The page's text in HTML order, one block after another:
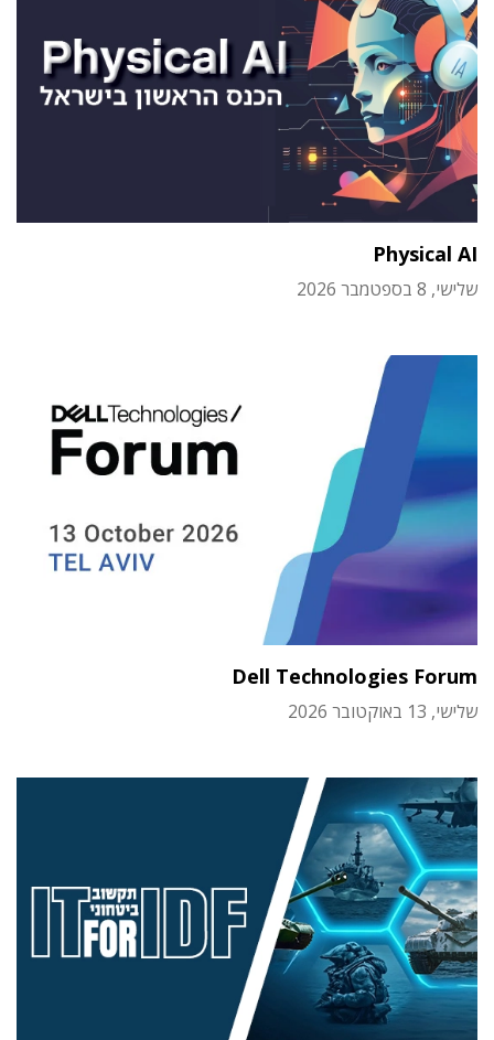
Physical AI
שלישי, 8 בספטמבר 2026
Dell Technologies Forum
שלישי, 13 באוקטובר 2026